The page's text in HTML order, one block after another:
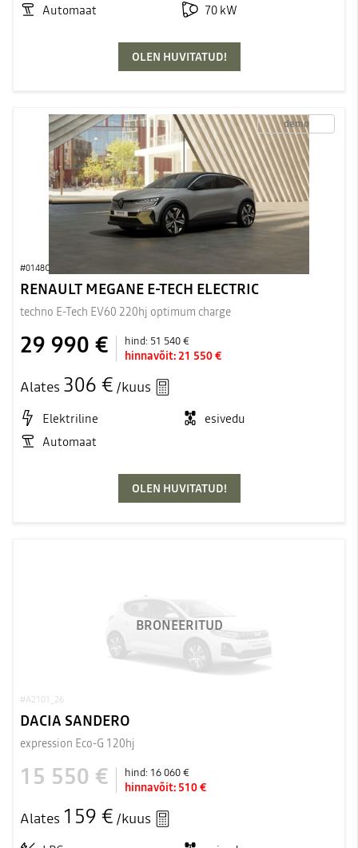
Automaat
70 kW
OLEN HUVITATUD!
demo
#0148C
RENAULT MEGANE E-TECH ELECTRIC
techno E-Tech EV60 220hj optimum charge
29 990 € hind: 51 540 €
hinnavõit:21 550 €
Alates 306 € /kuus
Elektriline
esivedu
Automaat
OLEN HUVITATUD!
#A2101_26
BRONEERITUD
DACIA SANDERO
expression Eco-G 120hj
15 550 € hind: 16 060 €
hinnavõit: 510 €
Alates 159 € /kuus